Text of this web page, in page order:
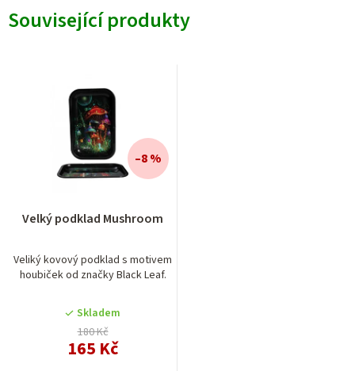
Související produkty
Velký podklad Mushroom
Veliký kovový podklad s motivem
houbiček od značky Black Leaf.
hodnocení
je
5,0
5
hvězdiček.
Skladem
180 Kč
165 Kč
–8 %